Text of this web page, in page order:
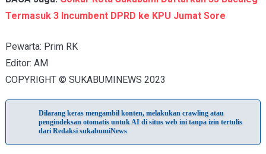
Termasuk 3 Incumbent DPRD ke KPU Jumat Sore
Pewarta: Prim RK
Editor: AM
COPYRIGHT © SUKABUMINEWS 2023
Dilarang keras mengambil konten, melakukan crawling atau
pengindeksan otomatis untuk AI di situs web ini tanpa izin tertulis
dari Redaksi sukabumiNews